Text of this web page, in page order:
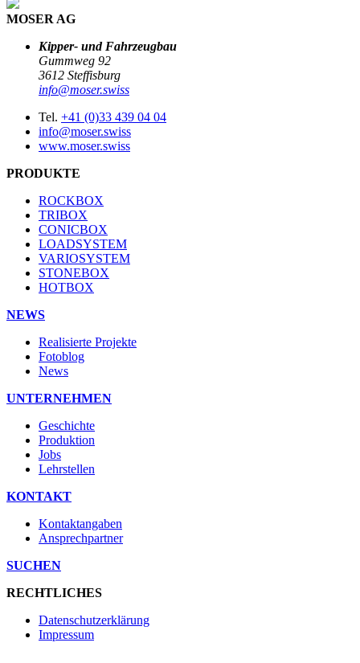
MOSER AG
Kipper- und Fahrzeugbau
Gummweg 92
3612 Steffisburg
info@moser.swiss
Tel. +41 (0)33 439 04 04
info@moser.swiss
www.moser.swiss
PRODUKTE
ROCKBOX
TRIBOX
CONICBOX
LOADSYSTEM
VARIOSYSTEM
STONEBOX
HOTBOX
NEWS
Realisierte Projekte
Fotoblog
News
UNTERNEHMEN
Geschichte
Produktion
Jobs
Lehrstellen
KONTAKT
Kontaktangaben
Ansprechpartner
SUCHEN
RECHTLICHES
Datenschutzerklärung
Impressum